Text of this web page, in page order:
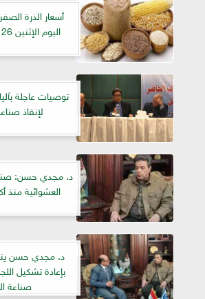
أسعار الذرة
اليوم الإثنين 26 – 12 – 2022
توصيات عاجلة
لإنقاذ
د. مجدي حسن:
العشوائية منذ أكثر
د. مجدي حسن
بإعادة تشكيل
صناعة